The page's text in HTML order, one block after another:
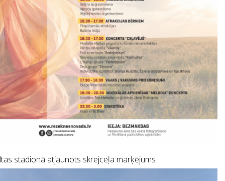
stadionā atjaunots skrejceļa marķējums